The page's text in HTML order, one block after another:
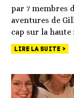
par 7 membres
aventures de
cap sur la
LIRE LA SUITE